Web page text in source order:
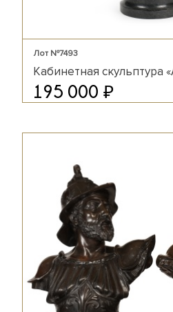
Лот №7493
Кабинетная скульптура
195 000 ₽